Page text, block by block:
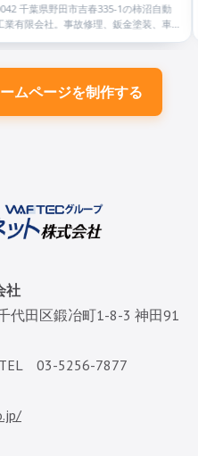
1の柿沼自動
金塗装、車
ボディコー
広島県東広島市西条町のま
密着30年以上、車検・整備
ムページを制作する
社
田区鍛冶町1-8-3 神田91
03-5256-7877